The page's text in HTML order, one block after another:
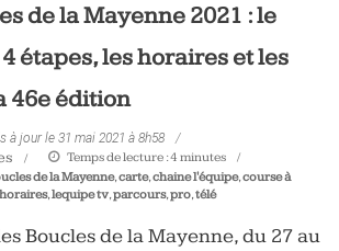
de la Mayenne 2021 : le
étapes, les horaires et les
46e édition
à jour le 31 mai 2021 à 8h58
Temps de lecture :4 minutes
de la Mayenne,carte,chaine l'équipe,course à
horaires,lequipe tv,parcours,pro,télé
Boucles de la Mayenne, du 27 au